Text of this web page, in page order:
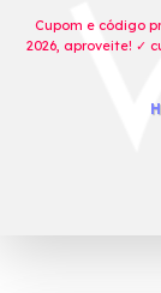
Cupom e código
2026, aproveite! ✓